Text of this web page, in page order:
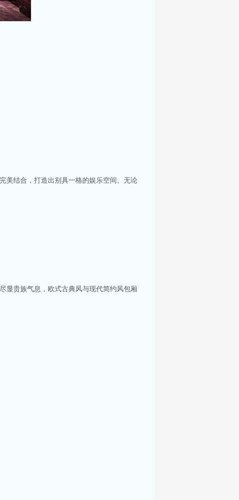
为你服务。每间包房都配备了大屏幕投影及高质量音
美结合，打造出别具一格的娱乐空间。无论
显贵族气息，欧式古典风与现代简约风包厢